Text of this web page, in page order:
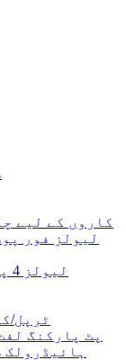
2 کاروں کے لیے
3 لیولز 4 پوسٹ پارکنگ لفٹ
ٹرپل/
پٹ پارکنگ
ہائیڈرولک